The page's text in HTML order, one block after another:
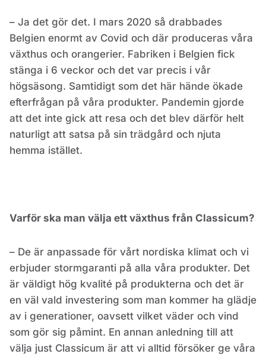
– Ja det gör det. I mars 2020 så drabbades
Belgien enormt av Covid och där produceras våra
växthus och orangerier. Fabriken i Belgien fick
stänga i 6 veckor och det var precis i vår
högsäsong. Samtidigt som det här hände ökade
efterfrågan på våra produkter. Pandemin gjorde
att det inte gick att resa och det blev därför helt
naturligt att satsa på sin trädgård och njuta
hemma istället.
Varför ska man välja ett växthus från Classicum?
– De är anpassade för vårt nordiska klimat och vi
erbjuder stormgaranti på alla våra produkter. Det
är väldigt hög kvalité på produkterna och det är
en väl vald investering som man kommer ha glädje
av i generationer, oavsett vilket väder och vind
som gör sig påmint. En annan anledning till att
välja just Classicum är att vi alltid försöker ge våra